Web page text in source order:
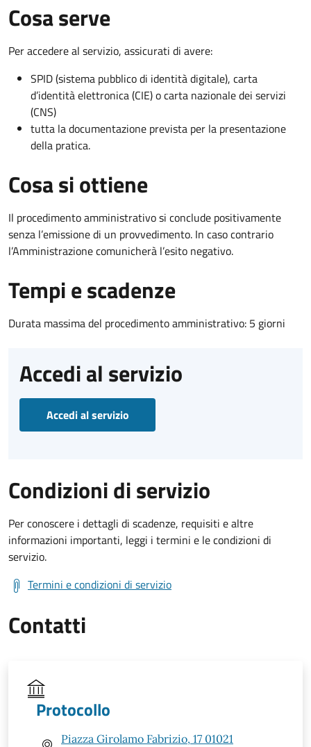
Cosa serve
Per accedere al servizio, assicurati di avere:
SPID (sistema pubblico di identità digitale), carta
d’identità elettronica (CIE) o carta nazionale dei servizi
(CNS)
tutta la documentazione prevista per la presentazione
della pratica.
Cosa si ottiene
Il procedimento amministrativo si conclude positivamente
senza l’emissione di un provvedimento. In caso contrario
l’Amministrazione comunicherà l’esito negativo.
Tempi e scadenze
Durata massima del procedimento amministrativo: 5 giorni
Accedi al servizio
Accedi al servizio
Condizioni di servizio
Per conoscere i dettagli di scadenze, requisiti e altre
informazioni importanti, leggi i termini e le condizioni di
servizio.
Termini e condizioni di servizio
Contatti
Protocollo
Piazza Girolamo Fabrizio, 17 01021